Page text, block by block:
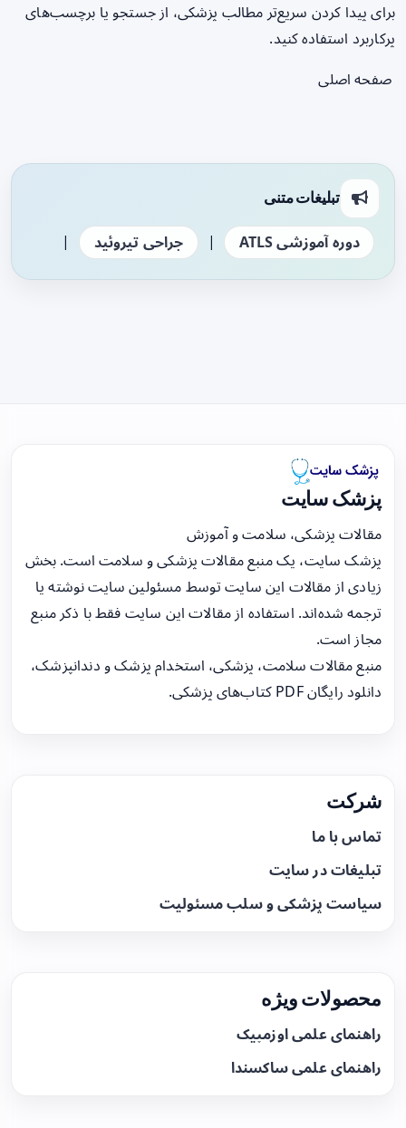
برای پیدا کردن سریع‌تر مطالب پزشکی، از جستجو یا برچسب‌های
پرکاربرد استفاده کنید.
صفحه اصلی
تبلیغات متنی
دوره آموزشی ATLS | جراحی تیروئید |
پزشک سایت
مقالات پزشکی، سلامت و آموزش
پزشک سایت، یک منبع مقالات پزشکی و سلامت است. بخش
زیادی از مقالات این سایت توسط مسئولین سایت نوشته یا
ترجمه شده‌اند. استفاده از مقالات این سایت فقط با ذکر منبع
مجاز است.
منبع مقالات سلامت، پزشکی، استخدام پزشک و دندانپزشک،
دانلود رایگان PDF کتاب‌های پزشکی.
شرکت
تماس با ما
تبلیغات در سایت
سیاست پزشکی و سلب مسئولیت
محصولات ویژه
راهنمای علمی اوزمپیک
راهنمای علمی ساکسندا